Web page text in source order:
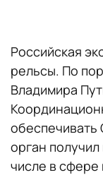
Российская
рельсы. По
Владимира
орган
числе в